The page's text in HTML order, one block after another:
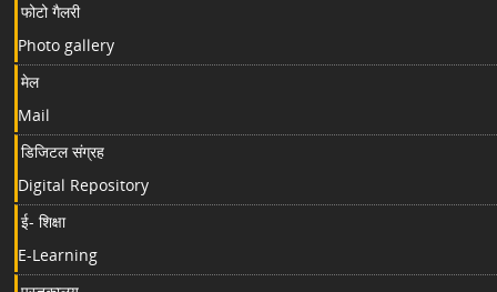
फोटो गैलरी
Photo gallery
मेल
Mail
डिजिटल संग्रह
Digital Repository
ई- शिक्षा
E-Learning